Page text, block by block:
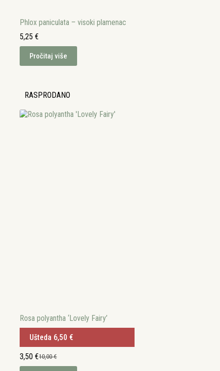
Phlox paniculata – visoki plamenac
5,25 €
Pročitaj više
RASPRODANO
Rosa polyantha ‘Lovely Fairy’
Ušteda 6,50 €
10,00€
Izvorna
3,50 €Trenutna